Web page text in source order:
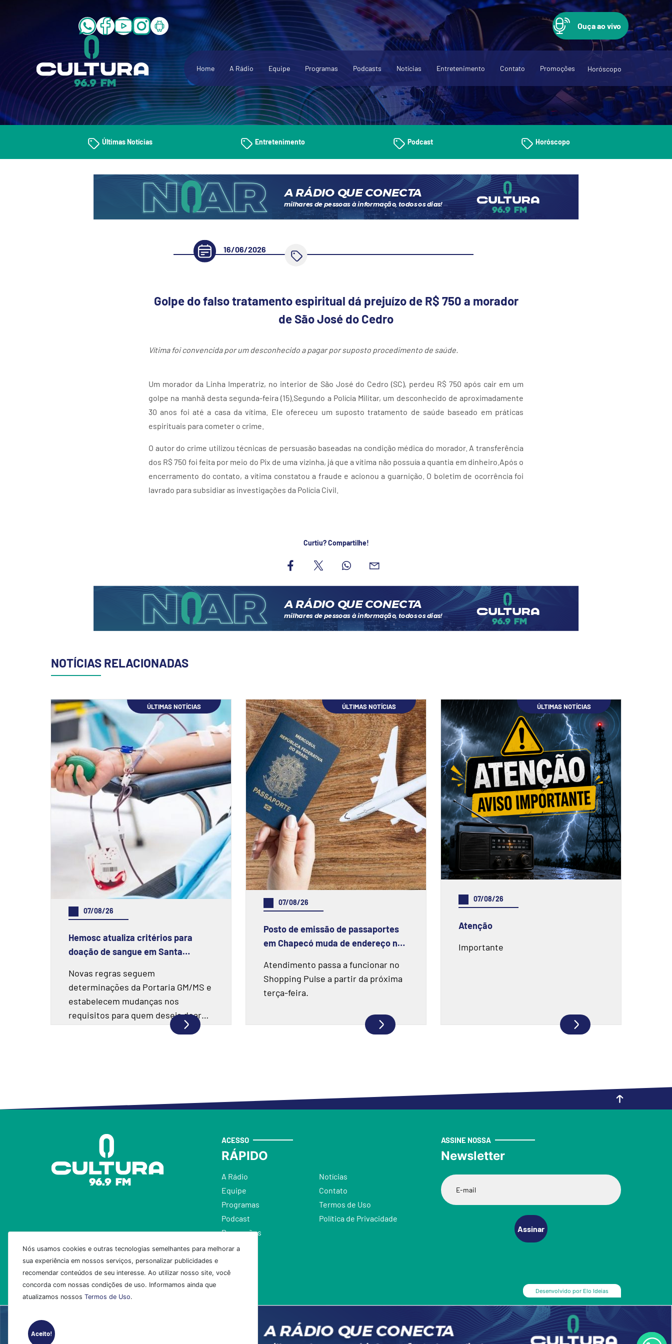
Nós usamos cookies e outras tecnologias semelhantes para melhorar a
sua experiência em nossos serviços, personalizar publicidades e
recomendar conteúdos de seu interesse. Ao utilizar nosso site, você
concorda com nossas condições de uso. Informamos ainda que
atualizamos nossos Termos de Uso.
Aceito!
Ouça ao vivo
Home A Rádio Equipe Programas Podcasts Notícias Entretenimento Contato Promoções Horóscopo
Últimas Notícias Entretenimento Podcast Horóscopo
16/06/2026
Golpe do falso tratamento espiritual dá prejuízo de R$ 750 a morador
de São José do Cedro
Vítima foi convencida por um desconhecido a pagar por suposto procedimento de saúde.
Um morador da Linha Imperatriz, no interior de São José do Cedro (SC), perdeu R$ 750 após cair em um
golpe na manhã desta segunda-feira (15).Segundo a Polícia Militar, um desconhecido de aproximadamente
30 anos foi até a casa da vítima. Ele ofereceu um suposto tratamento de saúde baseado em práticas
espirituais para cometer o crime.
O autor do crime utilizou técnicas de persuasão baseadas na condição médica do morador. A transferência
dos R$ 750 foi feita por meio do Pix de uma vizinha, já que a vítima não possuía a quantia em dinheiro.Após o
encerramento do contato, a vítima constatou a fraude e acionou a guarnição. O boletim de ocorrência foi
lavrado para subsidiar as investigações da Polícia Civil.
Curtiu? Compartilhe!
NOTÍCIAS RELACIONADAS
ÚLTIMAS NOTÍCIAS
07/08/26
Hemosc atualiza critérios para
doação de sangue em Santa
Novas regras seguem
determinações da Portaria GM/MS e
estabelecem mudanças nos
requisitos para quem deseja doar
ÚLTIMAS NOTÍCIAS
07/08/26
Posto de emissão de passaportes
em Chapecó muda de endereço na
Atendimento passa a funcionar no
Shopping Pulse a partir da próxima
terça-feira.
ÚLTIMAS NOTÍCIAS
07/08/26
Atenção
Importante
ACESSO
RÁPIDO
A Rádio
Equipe
Programas
Podcast
Promoções
Notícias
Contato
Termos de Uso
Política de Privacidade
ASSINE NOSSA
Newsletter
Assinar
Desenvolvido por Elo Ideias